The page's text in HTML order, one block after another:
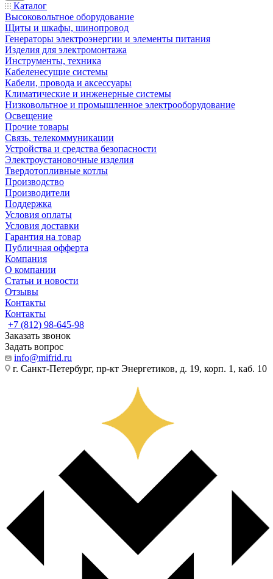
Каталог
Высоковольтное оборудование
Щиты и шкафы, шинопровод
Генераторы электроэнергии и элементы питания
Изделия для электромонтажа
Инструменты, техника
Кабеленесущие системы
Кабели, провода и аксессуары
Климатические и инженерные системы
Низковольтное и промышленное электрооборудование
Освещение
Прочие товары
Связь, телекоммуникации
Устройства и средства безопасности
Электроустановочные изделия
Твердотопливные котлы
Производство
Производители
Поддержка
Условия оплаты
Условия доставки
Гарантия на товар
Публичная офферта
Компания
О компании
Статьи и новости
Отзывы
Контакты
Контакты
+7 (812) 98-645-98
Заказать звонок
Задать вопрос
info@mifrid.ru
г. Санкт-Петербург, пр-кт Энергетиков, д. 19, корп. 1, каб. 10